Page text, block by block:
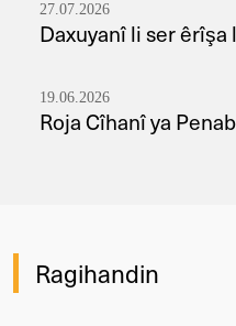
27.07.2026
Daxuyanî li ser
19.06.2026
Roja Cîhanî ya
Ragihandin